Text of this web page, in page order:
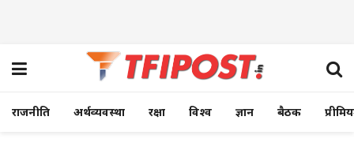
राजनीति अर्थव्यवस्था रक्षा विश्व ज्ञान बैठक